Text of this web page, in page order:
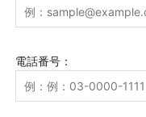
電話番号：